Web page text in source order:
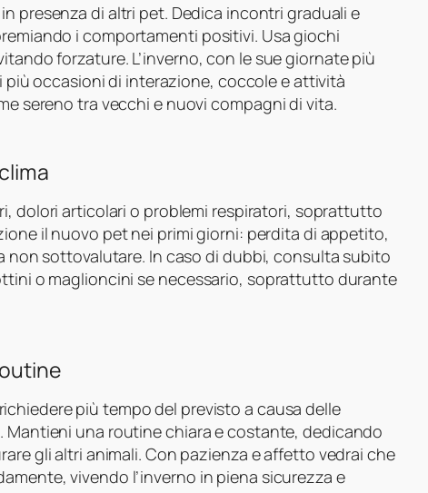
presenza di altri pet. Dedica incontri graduali e
i comportamenti positivi. Usa giochi
forzature. L’inverno, con le sue giornate più
più occasioni di interazione, coccole e attività
sereno tra vecchi e nuovi compagni di vita.
dolori articolari o problemi respiratori, soprattutto
il nuovo pet nei primi giorni: perdita di appetito,
sottovalutare. In caso di dubbi, consulta subito
o maglioncini se necessario, soprattutto durante
più tempo del previsto a causa delle
una routine chiara e costante, dedicando
gli altri animali. Con pazienza e affetto vedrai che
vivendo l’inverno in piena sicurezza e